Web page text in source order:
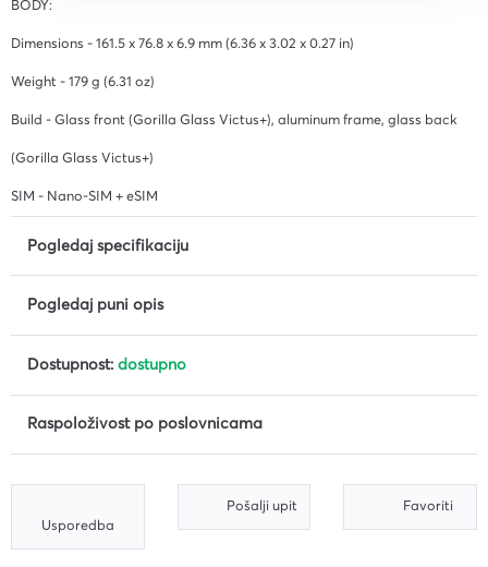
BODY:
Dimensions - 161.5 x 76.8 x 6.9 mm (6.36 x 3.02 x 0.27 in)
Weight - 179 g (6.31 oz)
Build - Glass front (Gorilla Glass Victus+), aluminum frame, glass back
(Gorilla Glass Victus+)
SIM - Nano-SIM + eSIM
Pogledaj specifikaciju
Pogledaj puni opis
Dostupnost: dostupno
Raspoloživost po poslovnicama
Usporedba
Pošalji upit Favoriti